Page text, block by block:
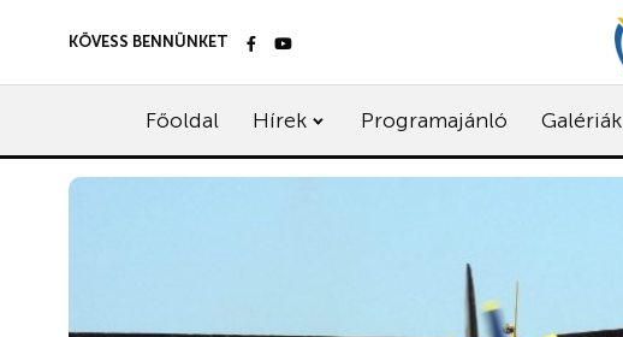
KÖVESS BENNÜNKET
Főoldal Hírek Programajánló Galériák